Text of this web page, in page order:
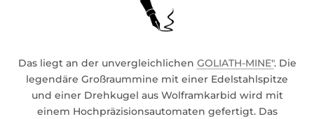
Das liegt an der unvergleichlichen GOLIATH-MINE". Die
legendäre Großraummine mit einer Edelstahlspitze
und einer Drehkugel aus Wolframkarbid wird mit
einem Hochpräzisionsautomaten gefertigt. Das